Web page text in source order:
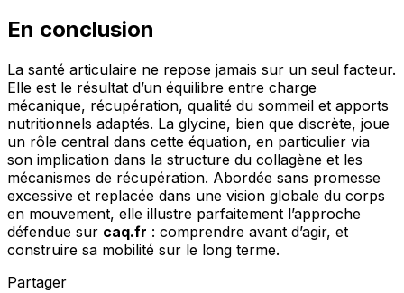
En conclusion
La santé articulaire ne repose jamais sur un seul facteur.
Elle est le résultat d’un équilibre entre charge
mécanique, récupération, qualité du sommeil et apports
nutritionnels adaptés. La glycine, bien que discrète, joue
un rôle central dans cette équation, en particulier via
son implication dans la structure du collagène et les
mécanismes de récupération. Abordée sans promesse
excessive et replacée dans une vision globale du corps
en mouvement, elle illustre parfaitement l’approche
défendue sur caq.fr : comprendre avant d’agir, et
construire sa mobilité sur le long terme.
Partager